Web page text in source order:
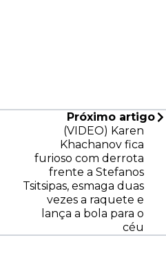
Próximo artigo
(VIDEO) Karen
Khachanov fica
furioso com derrota
frente a Stefanos
Tsitsipas, esmaga duas
vezes a raquete e
lança a bola para o
céu